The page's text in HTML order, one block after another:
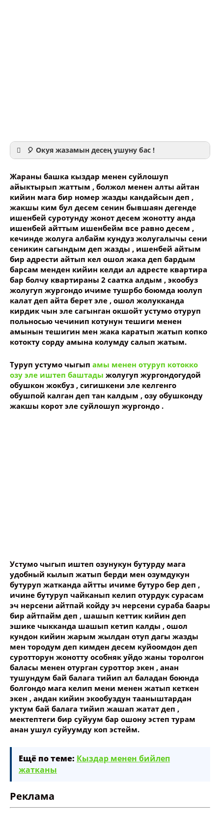
🎈 Окуя жазамын десең ушуну бас !
Ваше имя
Название сообщения
Опубликовать контент
Жараны башка кыздар менен суйлошуп
айыктырып жаттым , болжол менен алты айтан
кийин мага бир номер жазды кандайсын деп ,
жакшы ким бул десем сенин бывшаян дегенде
ишенбей суротунду жонот десем жонотту анда
ишенбей айттым ишенбейм все равно десем ,
кечинде жолуга албайм кундуз жолугалычы сени
сеникин сагындым деп жазды , ишенбей айтым
бир адрести айтып кел ошол жака деп бардым
барсам менден кийин келди ал адресте квартира
бар болчу квартираны 2 саатка алдым , экообуз
жолугуп жургондо ичиме тушрбо боюмда юолуп
калат деп айта берет эле , ошол жолукканда
кирдик чын эле сагынган окшойт устумо отуруп
польносью чечинип котунун тешиги менен
амынын тешигин мен жака каратып жатып копко
котокту сорду амына колумду салып жатым.
Туруп устумо чыгып амы менен отуруп котокко
озу эле иштеп баштады жолугуп жургондогудой
обушкон жокбуз , сигишкени эле келгенго
обушпой калган деп тан калдым , озу обушконду
жакшы корот эле суйлошуп жургондо .
Устумо чыгып иштеп озунукун бутурду мага
удобный кылып жатып берди мен озумдукун
бутуруп жатканда айтты ичиме бутуро бер деп ,
ичине бутуруп чайканып келип отурдук сурасам
эч нерсени айтпай койду эч нерсени сураба баары
бир айтпайм деп , шашып кеттик кийин деп
эшике чыкканда шашып кетип калды , ошол
кундон кийин жарым жылдан отуп дагы жазды
мен тородум деп кимден десем куйоомдон деп
суротторун жонотту особняк уйдо жаны торолгон
баласы менен отурган суроттор экен , анан
тушундум бай балага тийип ал баладан боюнда
болгондо мага келип мени менен жатып кеткен
экен , андан кийин экообуздун тааныштардан
уктум бай балага тийип жашап жатат деп ,
мектептеги бир суйуум бар ошону эстеп турам
анан ушул суйуумду коп эстейм.
Ещё по теме: Кыздар менен бийлеп
жатканы
Реклама